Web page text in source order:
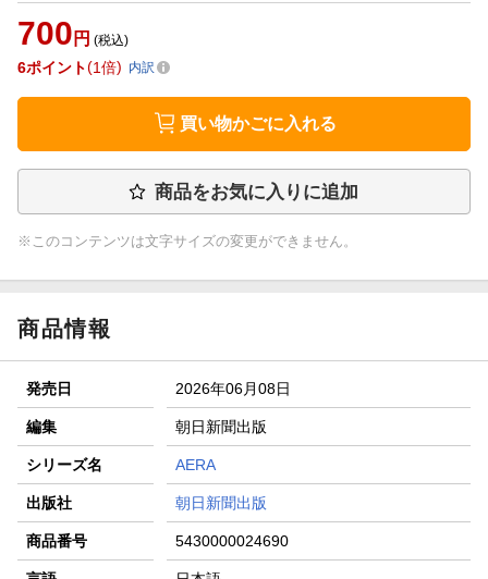
700 円 (税込)
6ポイント 1倍 内訳
買い物かごに入れる
商品をお気に入りに追加
※このコンテンツは文字サイズの変更ができません。
商品情報
発売日 2026年06月08日
編集 朝日新聞出版
シリーズ名 AERA
出版社 朝日新聞出版
商品番号 5430000024690